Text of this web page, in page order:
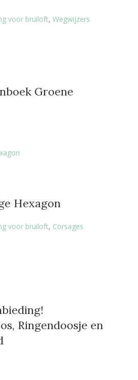
voor bruiloft, Wegwijzers
Groene
Hexagon
voor bruiloft, Corsages
Ringendoosje en